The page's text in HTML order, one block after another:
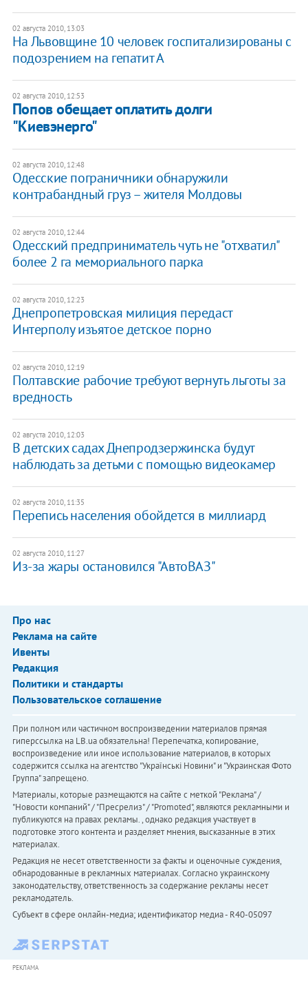
02 августа 2010, 13:03
На Львовщине 10 человек госпитализированы с
подозрением на гепатит А
02 августа 2010, 12:53
Попов обещает оплатить долги
"Киевэнерго"
02 августа 2010, 12:48
Одесские пограничники обнаружили
контрабандный груз – жителя Молдовы
02 августа 2010, 12:44
Одесский предприниматель чуть не "отхватил"
более 2 га мемориального парка
02 августа 2010, 12:23
Днепропетровская милиция передаст
Интерполу изъятое детское порно
02 августа 2010, 12:19
Полтавские рабочие требуют вернуть льготы за
вредность
02 августа 2010, 12:03
В детских садах Днепродзержинска будут
наблюдать за детьми с помощью видеокамер
02 августа 2010, 11:35
Перепись населения обойдется в миллиард
02 августа 2010, 11:27
Из-за жары остановился "АвтоВАЗ"
Про нас
Реклама на сайте
Ивенты
Редакция
Политики и стандарты
Пользовательское соглашение
При полном или частичном воспроизведении материалов прямая
гиперссылка на LB.ua обязательна! Перепечатка, копирование,
воспроизведение или иное использование материалов, в которых
содержится ссылка на агентство "Українськi Новини" и "Украинская Фото
Группа" запрещено.
Материалы, которые размещаются на сайте с меткой "Реклама" /
"Новости компаний" / "Пресрелиз" / "Promoted", являются рекламными и
публикуются на правах рекламы. , однако редакция участвует в
подготовке этого контента и разделяет мнения, высказанные в этих
материалах.
Редакция не несет ответственности за факты и оценочные суждения,
обнародованные в рекламных материалах. Согласно украинскому
законодательству, ответственность за содержание рекламы несет
рекламодатель.
Субъект в сфере онлайн-медиа; идентификатор медиа - R40-05097
РЕКЛАМА